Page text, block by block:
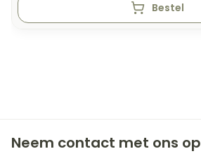
Bestel
Neem contact met ons op